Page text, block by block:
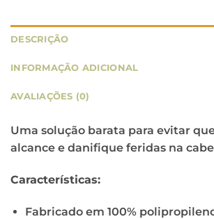
DESCRIÇÃO
INFORMAÇÃO ADICIONAL
AVALIAÇÕES (0)
Uma solução barata para evitar
alcance e danifique feridas na
Características:
Fabricado em 100%